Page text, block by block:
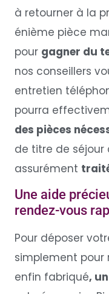
à retourner à la
énième pièce
pour gagner du
nos conseillers
entretien
pourra
des pièces
de titre de
assurément
Une aide
rendez-vous
Pour déposer
simplement pour
enfin fabriqué,